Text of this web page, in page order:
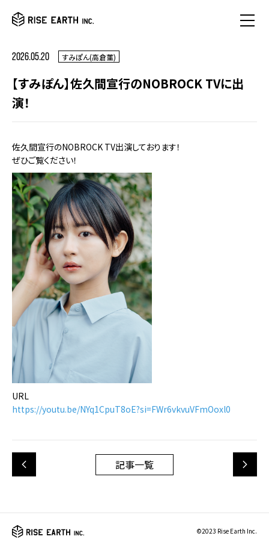
2026.05.20 すみぽん(高倉菫)
【すみぽん】佐久間宣行のNOBROCK TVに出
演！
佐久間宣行のNOBROCK TV出演しております！
ぜひご覧ください！
URL
https://youtu.be/NYq1CpuT8oE?si=FWr6vkvuVFmOoxl0
記事一覧
©2023 Rise Earth Inc.